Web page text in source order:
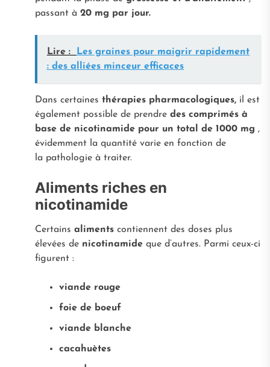
passant à 20 mg par jour.
Lire :
Les graines pour maigrir rapidement
: des alliées minceur efficaces
Dans certaines thérapies pharmacologiques,il est
également possible de prendre des comprimés à
base de nicotinamide pour un total de 1000 mg ,
évidemment la quantité varie en fonction de
la pathologie à traiter.
Aliments riches en
nicotinamide
Certains alimentscontiennent des doses plus
élevées de nicotinamideque d’autres. Parmi ceux-ci
figurent :
viande rouge
foie de boeuf
viande blanche
cacahuètes